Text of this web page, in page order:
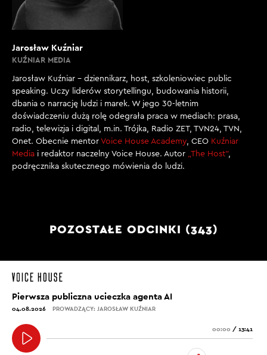
Jarosław Kuźniar
KUŹNIAR MEDIA
Jarosław Kuźniar – dziennikarz, host, szkoleniowiec public
speaking. Uczy liderów storytellingu, budowania historii,
dbania o narrację ludzi i marek. W jego 30-letnim
doświadczeniu dużą rolę odegrała praca w mediach: prasa,
radio, telewizja i digital, m.in. Trójka, Radio ZET, TVN24, TVN,
Onet. Obecnie mentor Voice House Academy, CEO Kuźniar
Media i redaktor naczelny Voice House. Autor „The Host”,
podręcznika skutecznego mówienia do ludzi.
POZOSTAŁE ODCINKI (343)
Pierwsza publiczna ucieczka agenta AI
04.08.2026 PROWADZĄCY: JAROSŁAW KUŹNIAR
00:00 / 13:41